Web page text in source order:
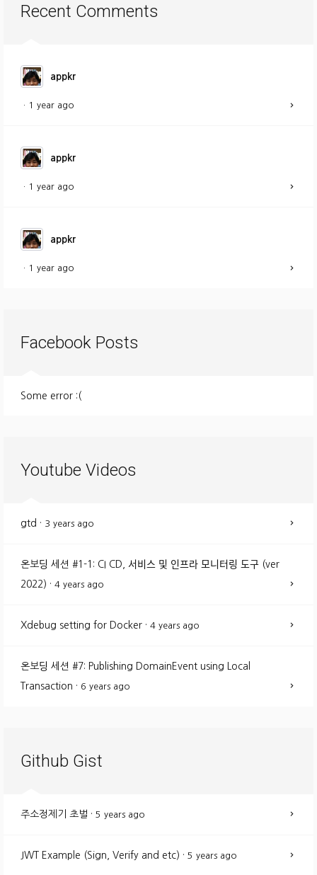
Recent Comments
appkr
· 1 year ago
appkr
· 1 year ago
appkr
· 1 year ago
Facebook Posts
Some error :(
Youtube Videos
gtd · 3 years ago
온보딩 세션 #1-1: CI CD, 서비스 및 인프라 모니터링 도구 (ver
2022) · 4 years ago
Xdebug setting for Docker · 4 years ago
온보딩 세션 #7: Publishing DomainEvent using Local
Transaction · 6 years ago
Github Gist
주소정제기 초벌 · 5 years ago
JWT Example (Sign, Verify and etc) · 5 years ago